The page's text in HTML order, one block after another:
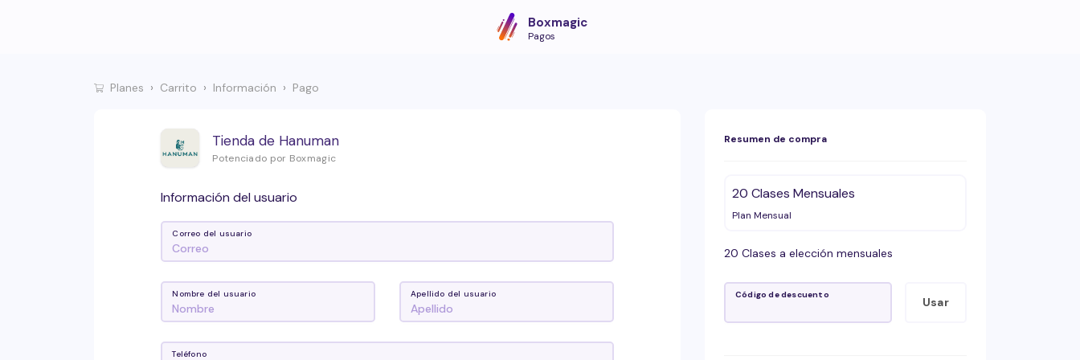
Boxmagic
Pagos
Planes Carrito Información Pago
Tienda de Hanuman
Potenciado por Boxmagic
Información del usuario
Correo del usuario
Nombre del usuario Apellido del usuario
Teléfono
Resumen de compra
20 Clases Mensuales
Plan Mensual
20 Clases a elección mensuales
Código de descuento
Usar